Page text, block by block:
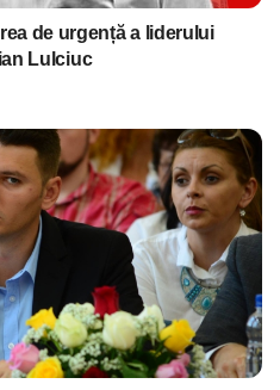
de urgență a liderului
Lulciuc